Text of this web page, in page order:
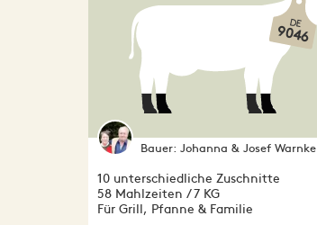
DE
9046
Bauer: Johanna & Josef Warnke
10 unterschiedliche Zuschnitte
58 Mahlzeiten / 7 KG
Für Grill, Pfanne & Familie